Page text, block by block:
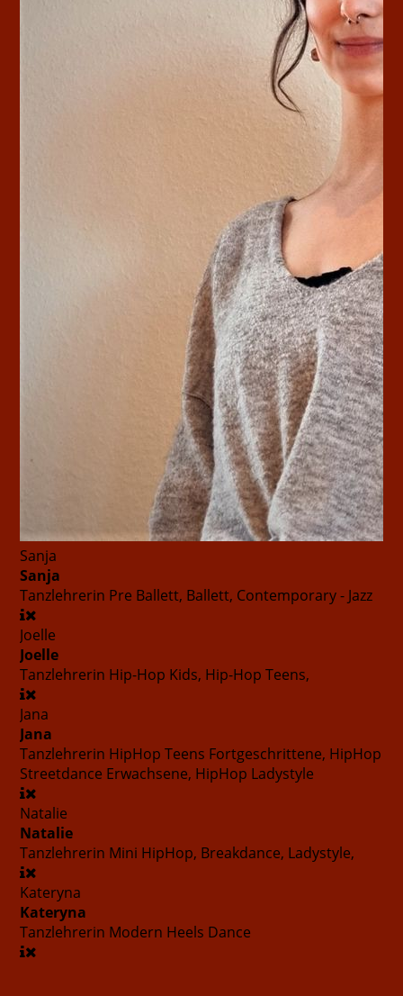
Sanja
Sanja
Tanzlehrerin Pre Ballett, Ballett, Contemporary - Jazz
Joelle
Joelle
Tanzlehrerin Hip-Hop Kids, Hip-Hop Teens,
Jana
Jana
Tanzlehrerin HipHop Teens Fortgeschrittene, HipHop
Streetdance Erwachsene, HipHop Ladystyle
Natalie
Natalie
Tanzlehrerin Mini HipHop, Breakdance, Ladystyle,
Kateryna
Kateryna
Tanzlehrerin Modern Heels Dance